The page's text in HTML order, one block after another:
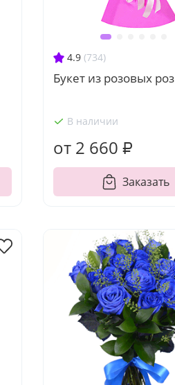
4.9 (734)
Букет из розовых роз
В наличии
от 2 660 ₽
Заказать